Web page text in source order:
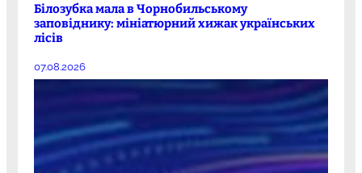
Білозубка мала в Чорнобильському
заповіднику: мініатюрний хижак українських
лісів
07.08.2026